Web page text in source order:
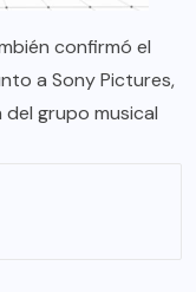
confirmó el
a Sony Pictures,
grupo musical